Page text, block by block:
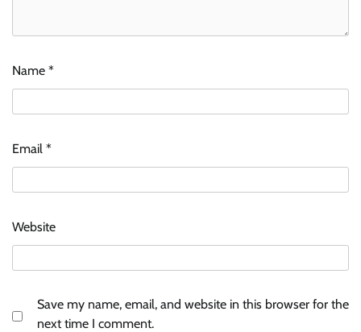
Name *
Email *
Website
Save my name, email, and website in this browser for the
next time I comment.